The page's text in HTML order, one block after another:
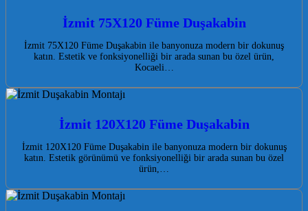
İzmit 75X120 Füme Duşakabin
İzmit 75X120 Füme Duşakabin ile banyonuza modern bir dokunuş
katın. Estetik ve fonksiyonelliği bir arada sunan bu özel ürün,
Kocaeli…
İzmit 120X120 Füme Duşakabin
İzmit 120X120 Füme Duşakabin ile banyonuza modern bir dokunuş
katın. Estetik görünümü ve fonksiyonelliği bir arada sunan bu özel
ürün,…